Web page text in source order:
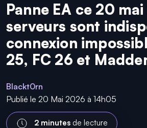
Panne EA ce 20
serveurs sont
connexion
25, FC 26 et
Blackt0rn
Publié le 20 Mai 2026 à 14h05
2 minutes de lecture